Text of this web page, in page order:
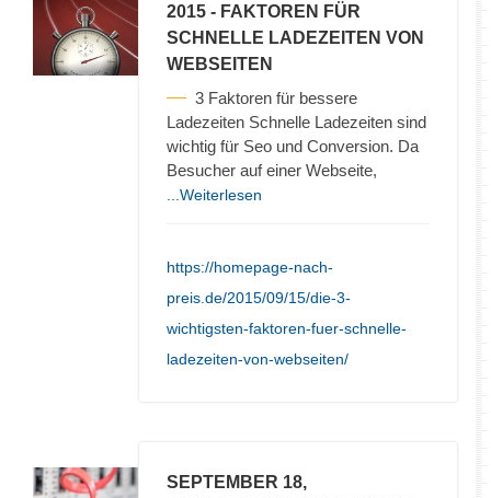
2015 - FAKTOREN FÜR
SCHNELLE LADEZEITEN VON
WEBSEITEN
3 Faktoren für bessere
Ladezeiten Schnelle Ladezeiten sind
wichtig für Seo und Conversion. Da
Besucher auf einer Webseite,
...Weiterlesen
https://homepage-nach-
preis.de/2015/09/15/die-3-
wichtigsten-faktoren-fuer-schnelle-
ladezeiten-von-webseiten/
SEPTEMBER 18,